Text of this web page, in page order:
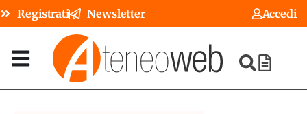
Registrati Newsletter Accedi